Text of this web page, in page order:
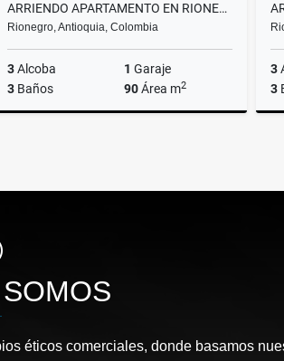
ARRIENDO APARTAMENTO EN RIONEGRO ANTIOQUIA
Rionegro, Antioquia, Colombia
3Alcoba 1 Garaje
3 Baños 90Área m2
3
3
éticos comerciales, donde basamos